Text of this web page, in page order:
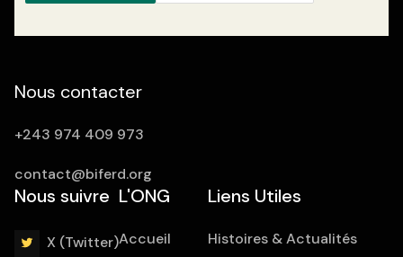
Nous contacter
+243 974 409 973
contact@biferd.org
Nous suivre
X (Twitter)
L'ONG
Accueil
Liens Utiles
Histoires & Actualités